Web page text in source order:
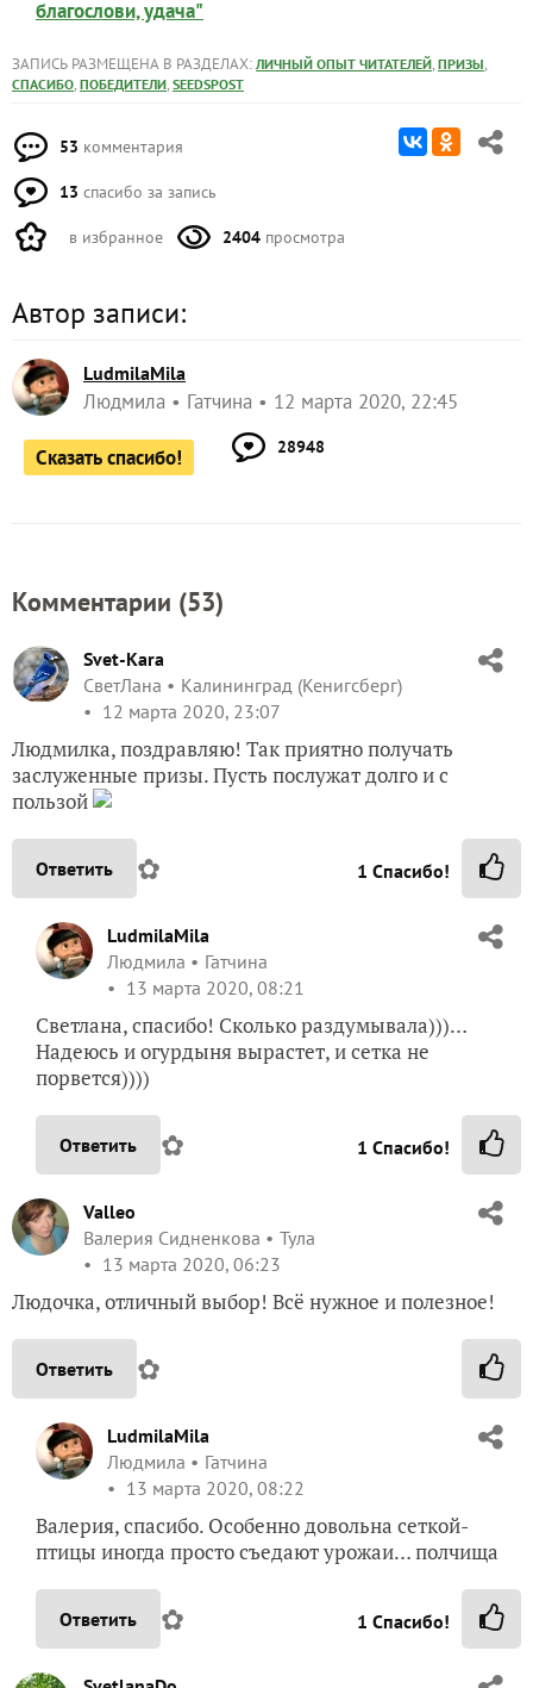
благослови, удача"
ЗАПИСЬ РАЗМЕЩЕНА В РАЗДЕЛАХ: ЛИЧНЫЙ ОПЫТ ЧИТАТЕЛЕЙ, ПРИЗЫ,
СПАСИБО, ПОБЕДИТЕЛИ, SEEDSPOST
53 комментария
13 спасибо за запись
в избранное 2404 просмотра
Автор записи:
LudmilaMila
Людмила Гатчина 12 марта 2020, 22:45
Сказать спасибо! 28948
Комментарии (53)
Svet-Kara
СветЛана
Калининград (Кенигсберг)
12 марта 2020, 23:07
Людмилка, поздравляю! Так приятно получать
заслуженные призы. Пусть послужат долго и с
пользой
Ответить ✿ 1 Спасибо!
LudmilaMila
Людмила
Гатчина
13 марта 2020, 08:21
Светлана, спасибо! Сколько раздумывала)))…
Надеюсь и огурдыня вырастет, и сетка не
порвется))))
Ответить ✿ 1 Спасибо!
Valleo
Валерия Сидненкова
Тула
13 марта 2020, 06:23
Людочка, отличный выбор! Всё нужное и полезное!
Ответить ✿
LudmilaMila
Людмила
Гатчина
13 марта 2020, 08:22
Валерия, спасибо. Особенно довольна сеткой-
птицы иногда просто съедают урожаи… полчища
Ответить ✿ 1 Спасибо!